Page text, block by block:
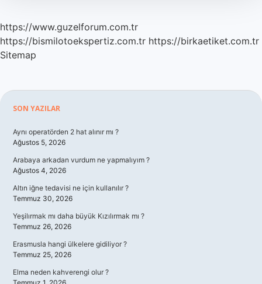
https://www.guzelforum.com.tr
https://bismilotoekspertiz.com.tr https://birkaetiket.com.tr
Sitemap
Sidebar
SON YAZILAR
Aynı operatörden 2 hat alınır mı ?
Ağustos 5, 2026
Arabaya arkadan vurdum ne yapmalıyım ?
Ağustos 4, 2026
Altın iğne tedavisi ne için kullanılır ?
Temmuz 30, 2026
Yeşilırmak mı daha büyük Kızılırmak mı ?
Temmuz 26, 2026
Erasmusla hangi ülkelere gidiliyor ?
Temmuz 25, 2026
Elma neden kahverengi olur ?